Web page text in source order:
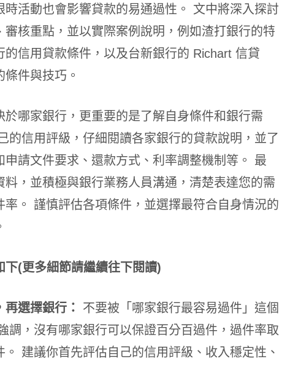
時活動也會影響貸款的易通過性。 文中將深入探討
審核重點，並以實際案例說明，例如渣打銀行的特
的信用貸款條件，以及台新銀行的 Richart 信貸
件與技巧。
於哪家銀行，更重要的是了解自身條件和銀行需
的信用評級，仔細閱讀各家銀行的貸款說明，並了
申請文件要求、還款方式、利率調整機制等。 最
料，並積極與銀行業務人員溝通，清楚表達您的需
率。 謹慎評估各項條件，並選擇最符合自身情況的
下(更多細節請繼續往下閱讀)
選擇銀行：
不要被「哪家銀行最容易過件」這個
調，沒有哪家銀行可以保證百分百過件，過件率取
。 建議你首先評估自己的信用評級、收入穩定性、